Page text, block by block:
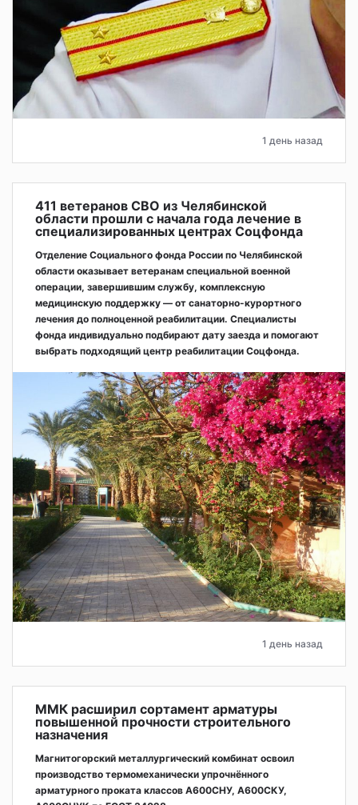
1 день назад
411 ветеранов СВО из Челябинской
области прошли с начала года лечение в
специализированных центрах Соцфонда
Отделение Социального фонда России по Челябинской
области оказывает ветеранам специальной военной
операции, завершившим службу, комплексную
медицинскую поддержку — от санаторно-курортного
лечения до полноценной реабилитации. Специалисты
фонда индивидуально подбирают дату заезда и помогают
выбрать подходящий центр реабилитации Соцфонда.
1 день назад
ММК расширил сортамент арматуры
повышенной прочности строительного
назначения
Магнитогорский металлургический комбинат освоил
производство термомеханически упрочнённого
арматурного проката классов А600СНУ, А600СКУ,